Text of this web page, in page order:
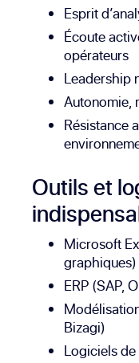
Esprit
Écoute
opérateurs
Leadership
Autonomie,
Résistance
Outils et
Microsoft
graphiques)
ERP (SAP,
Bizagi)
Logiciels